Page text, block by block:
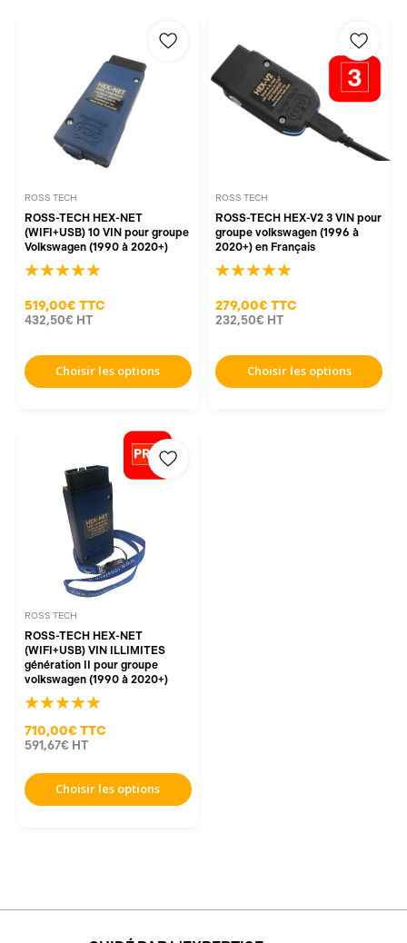
ROSS TECH
ROSS-TECH HEX-NET
(WIFI+USB) 10 VIN pour groupe
Volkswagen (1990 à 2020+)
519,00€ TTC
432,50€ HT
Choisir les options
ROSS TECH
ROSS-TECH HEX-V2 3 VIN pour
groupe volkswagen (1996 à
2020+) en Français
279,00€ TTC
232,50€ HT
Choisir les options
ROSS TECH
ROSS-TECH HEX-NET
(WIFI+USB) VIN ILLIMITES
génération II pour groupe
volkswagen (1990 à 2020+)
710,00€ TTC
591,67€ HT
Choisir les options